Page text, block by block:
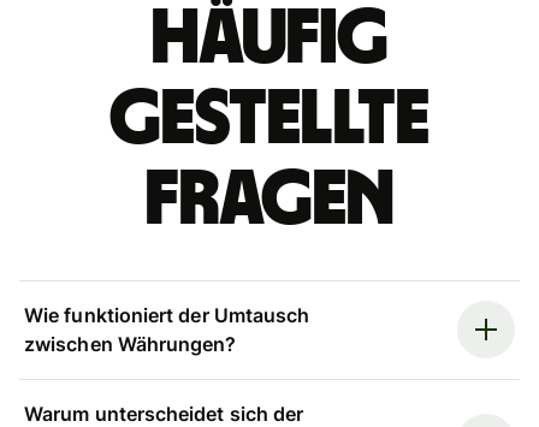
Häufig
gestellte
Fragen
Wie funktioniert der Umtausch
zwischen Währungen?
Warum unterscheidet sich der